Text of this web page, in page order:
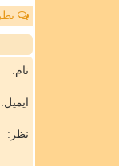
نام:
ایمیل:
نظر: